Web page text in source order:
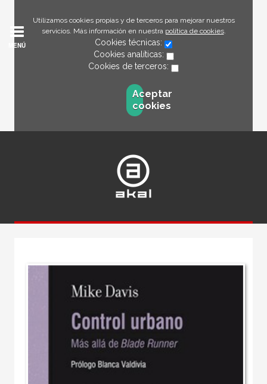
Utilizamos cookies propias y de terceros para mejorar nuestros
servicios. Más información en nuestra política de cookies.
Cookies técnicas:
Cookies analíticas:
Cookies de terceros:
Aceptar
cookies
MENÚ